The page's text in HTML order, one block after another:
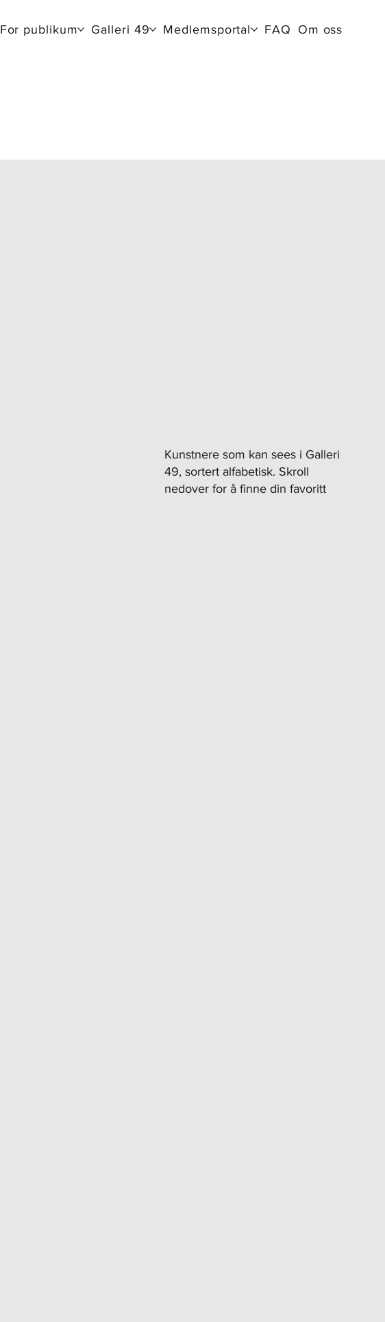
For publikum Galleri 49 Medlemsportal FAQ Om oss
Kunstnere som kan sees i Galleri
49, sortert alfabetisk. Skroll
nedover for å finne din favoritt